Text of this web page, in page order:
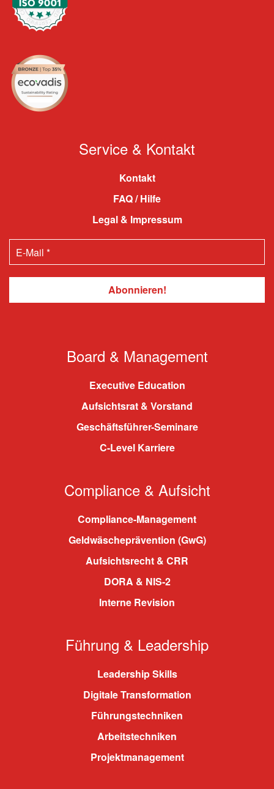
Service & Kontakt
Kontakt
FAQ / Hilfe
Legal & Impressum
Board & Management
Executive Education
Aufsichtsrat & Vorstand
Geschäftsführer-Seminare
C-Level Karriere
Compliance & Aufsicht
Compliance-Management
Geldwäscheprävention (GwG)
Aufsichtsrecht & CRR
DORA & NIS-2
Interne Revision
Führung & Leadership
Leadership Skills
Digitale Transformation
Führungstechniken
Arbeitstechniken
Projektmanagement